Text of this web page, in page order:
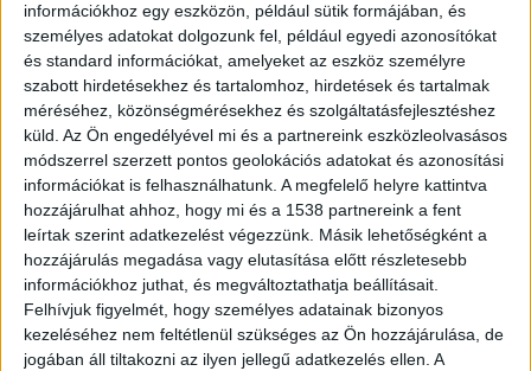
információkhoz egy eszközön, például sütik formájában, és
személyes adatokat dolgozunk fel, például egyedi azonosítókat
és standard információkat, amelyeket az eszköz személyre
szabott hirdetésekhez és tartalomhoz, hirdetések és tartalmak
méréséhez, közönségmérésekhez és szolgáltatásfejlesztéshez
küld. Az Ön engedélyével mi és a partnereink eszközleolvasásos
módszerrel szerzett pontos geolokációs adatokat és azonosítási
információkat is felhasználhatunk. A megfelelő helyre kattintva
hozzájárulhat ahhoz, hogy mi és a 1538 partnereink a fent
leírtak szerint adatkezelést végezzünk. Másik lehetőségként a
hozzájárulás megadása vagy elutasítása előtt részletesebb
információkhoz juthat, és megváltoztathatja beállításait.
Felhívjuk figyelmét, hogy személyes adatainak bizonyos
kezeléséhez nem feltétlenül szükséges az Ön hozzájárulása, de
jogában áll tiltakozni az ilyen jellegű adatkezelés ellen. A
kattintva éred el.
Balatonlellén keresik a vitorlásokat